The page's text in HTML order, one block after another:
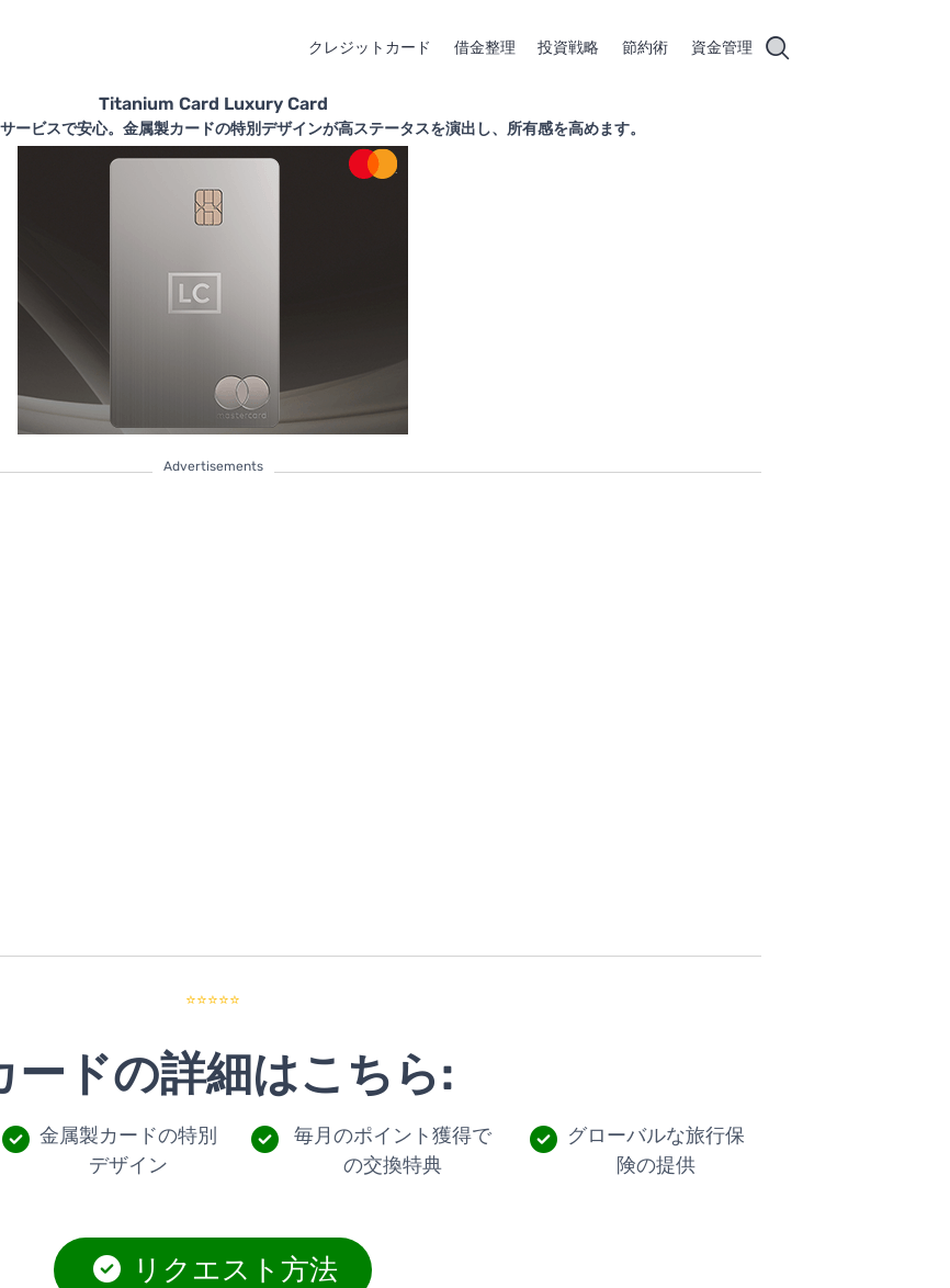
クレジットカード 借金整理 投資戦略 節約術 資金管理
Titanium Card Luxury Card
ビスで安心。金属製カードの特別デザインが高ステータスを演出し、所有感を高めます。
Advertisements
⭐⭐⭐⭐⭐
ードの詳細はこちら:
金属製カードの特別
デザイン
毎月のポイント獲得で
の交換特典
グローバルな旅行保
険の提供
リクエスト方法